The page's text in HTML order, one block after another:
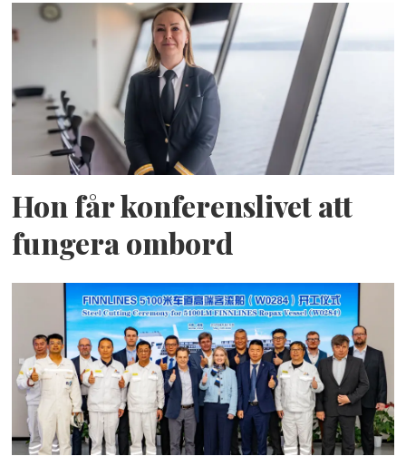
Hon får konferenslivet att
fungera ombord